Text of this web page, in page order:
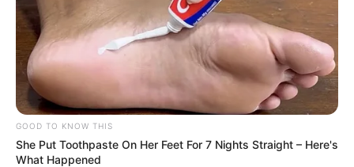
GOOD TO KNOW THIS
She Put Toothpaste On Her Feet For 7 Nights Straight – Here's
What Happened